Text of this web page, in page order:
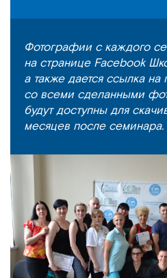
Фотографии с каждого
на странице Facebook
а также дается ссылка
со всеми сделанными
будут доступны для
месяцев после семинара.